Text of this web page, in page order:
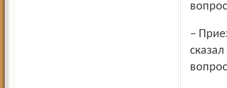
– Приезжай в Кострому, там мы сейчас на гастролях, –